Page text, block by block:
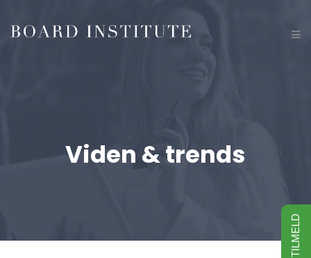
Viden & trends
TILMELD